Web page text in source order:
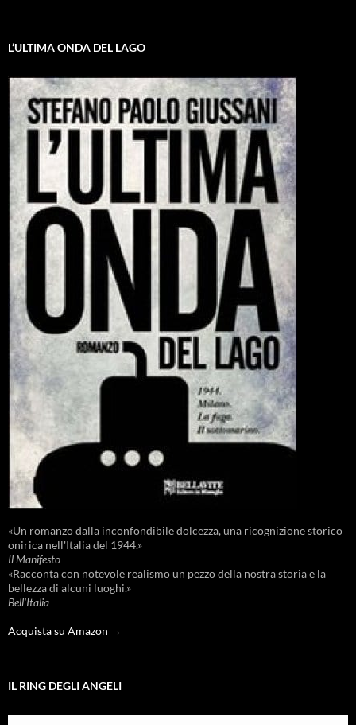
L’ULTIMA ONDA DEL LAGO
«Un romanzo dalla inconfondibile dolcezza, una ricognizione storico
onirica nell'Italia del 1944.»
Il Manifesto
«Racconta con notevole realismo un pezzo della nostra storia e la
bellezza di alcuni luoghi.»
Bell'Italia
Acquista su Amazon →
IL RING DEGLI ANGELI